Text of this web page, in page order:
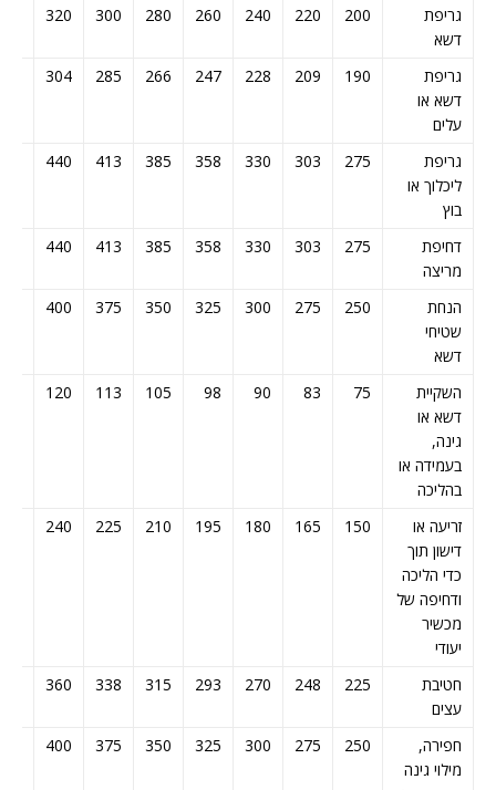
גריפת
דשא
200
220
240
260
280
300
320
גריפת
דשא או
עלים
190
209
228
247
266
285
304
גריפת
ליכלוך או
בוץ
275
303
330
358
385
413
440
דחיפת
מריצה
275
303
330
358
385
413
440
הנחת
שטיחי
דשא
250
275
300
325
350
375
400
השקיית
דשא או
גינה,
בעמידה או
בהליכה
75
83
90
98
105
113
120
זריעה או
דישון תוך
כדי הליכה
ודחיפה של
מכשיר
יעודי
150
165
180
195
210
225
240
חטיבת
עצים
225
248
270
293
315
338
360
חפירה,
מילוי גינה
250
275
300
325
350
375
400